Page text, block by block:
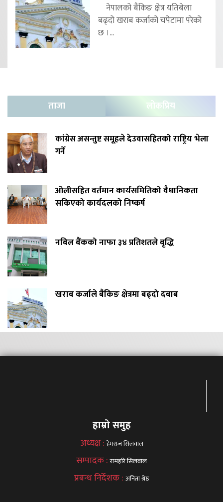
नेपालको बैंकिङ क्षेत्र यतिबेला
बढ्दो खराब कर्जाको चपेटामा परेको
छ ।...
ताजा लोकप्रिय
कांग्रेस असन्तुष्ट समूहले देउवासहितको राष्ट्रिय भेला
गर्ने
ओलीसहित वर्तमान कार्यसमितिको वैधानिकता
सकिएको कार्यदलको निष्कर्ष
नबिल बैंकको नाफा ३४ प्रतिशतले बृद्धि
खराब कर्जाले बैंकिङ क्षेत्रमा बढ्दो दबाब
हाम्रो समुह
अध्यक्ष : हेमराज सिलवाल
सम्पादक :रामहरि सिलवाल
प्रबन्ध निर्देशक : अनिता श्रेष्ठ